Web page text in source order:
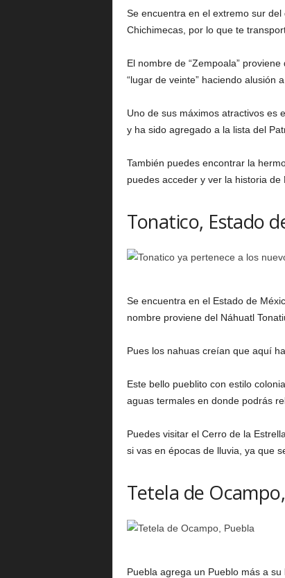
Se encuentra en el extremo sur
Chichimecas, por lo que te
El nombre de “Zempoala”
“lugar de veinte” haciendo alusión
Uno de sus máximos atractivos es
y ha sido agregado a la lista del
También puedes encontrar la
puedes acceder y ver la historia de
Tonatico, Estado
Se encuentra en el Estado de
nombre proviene del Náhuatl
Pues los nahuas creían que aquí
Este bello pueblito con estilo
aguas termales en donde podrás
Puedes visitar el Cerro de la
si vas en épocas de lluvia, ya que
Tetela de
Puebla agrega un Pueblo más a